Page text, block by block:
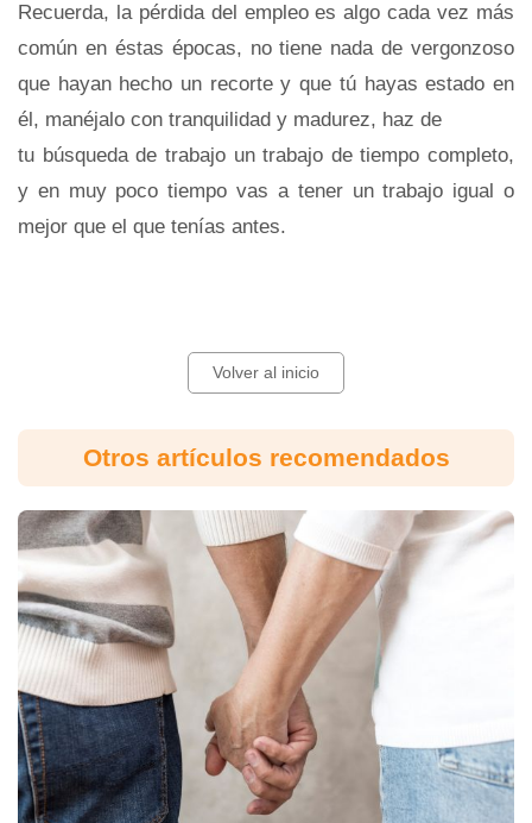
Recuerda, la pérdida del empleo es algo cada vez más
común en éstas épocas, no tiene nada de vergonzoso
que hayan hecho un recorte y que tú hayas estado en
él, manéjalo con tranquilidad y madurez, haz de
tu búsqueda de trabajo un trabajo de tiempo completo,
y en muy poco tiempo vas a tener un trabajo igual o
mejor que el que tenías antes.
Volver al inicio
Otros artículos recomendados